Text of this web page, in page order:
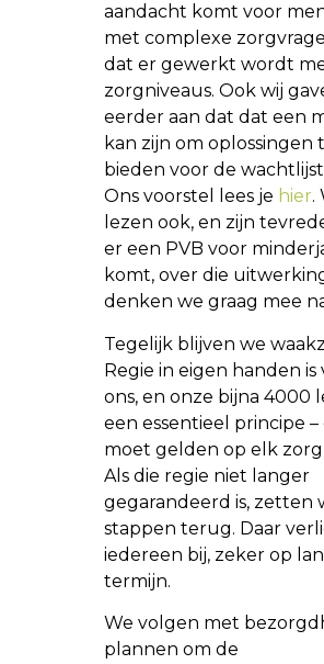
aandacht komt voor
met complexe
dat er gewerkt wordt
zorgniveaus. Ook wij
eerder aan dat dat een
kan zijn om oplossingen
bieden voor de
Ons voorstel lees je hier.
lezen ook, en zijn
er een PVB voor
komt, over die
denken we graag mee
Tegelijk blijven we
Regie in eigen handen is
ons, en onze bijna 4000
een essentieel principe –
moet gelden op elk
Als die regie niet langer
gegarandeerd is, zetten
stappen terug. Daar
iedereen bij, zeker op
termijn.
We volgen met
plannen om de